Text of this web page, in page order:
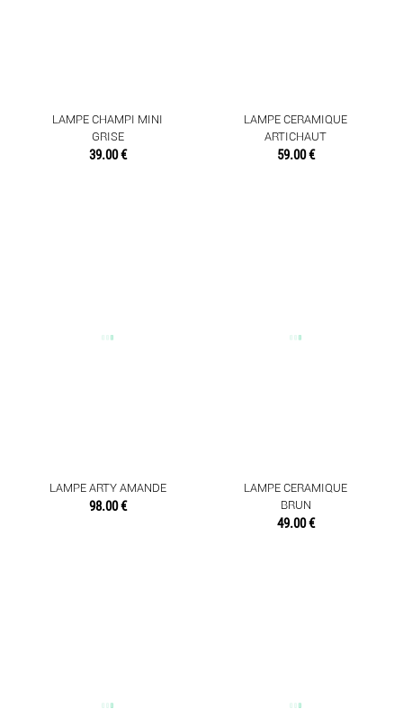
LAMPE CHAMPI MINI
GRISE
39.00 €
LAMPE CERAMIQUE
ARTICHAUT
59.00 €
LAMPE ARTY AMANDE
98.00 €
LAMPE CERAMIQUE
BRUN
49.00 €